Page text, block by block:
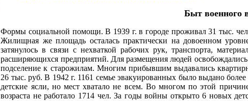
Быт военного
Формы социальной помощи. В 1939 г. в городе проживал 31 тыс.
Жилищная же площадь осталась практически на довоенном
затянулось в связи с нехваткой рабочих рук, транспорта,
расширяющихся предприятий. Для размещения людей
подселение к старожилам. Многим прибывшим выдавались
26 тыс. руб. В 1942 г. 1161 семье эвакуированных было выдано
детские ясли, но мест хватало не всем. Во многом по этой
возраста не работало 1714 чел. За годы войны открыто 6 новых